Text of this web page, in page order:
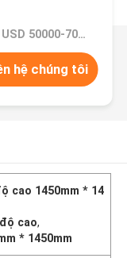
Giá bán：USD 50000-70000/SET
hệ chúng tôi
cao 1450mm * 14
cao,
* 1450mm